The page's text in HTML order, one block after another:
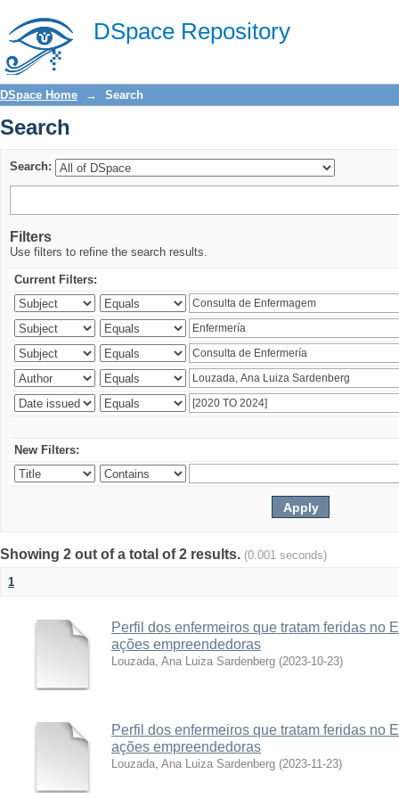
DSpace Repository
Search
DSpace Home → Search
Search
Search:
Filters
Use filters to refine the search results.
Current Filters:
New Filters:
Showing 2 out of a total of 2 results. (0.001 seconds)
1
Perfil dos enfermeiros que tratam feridas no
ações empreendedoras
Louzada, Ana Luiza Sardenberg (2023-10-23)
Perfil dos enfermeiros que tratam feridas no
ações empreendedoras
Louzada, Ana Luiza Sardenberg (2023-11-23)